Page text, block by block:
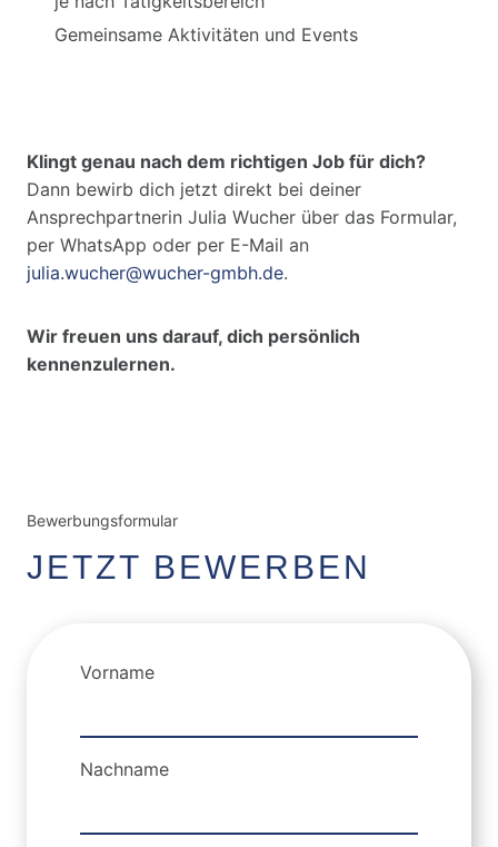
Gemeinsame Aktivitäten und Events
Klingt genau nach dem richtigen Job für dich?
Dann bewirb dich jetzt direkt bei deiner
Ansprechpartnerin Julia Wucher über das Formular,
per WhatsApp oder per E-Mail an
julia.wucher@wucher-gmbh.de.
Wir freuen uns darauf, dich persönlich
kennenzulernen.
Bewerbungsformular
JETZT BEWERBEN
Vorname
Nachname